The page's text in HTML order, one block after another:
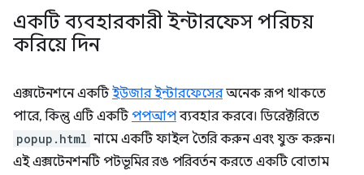
একটি ব্যবহারকারী ইন্টারফেস পরিচয়
করিয়ে দিন
এক্সটেনশনে একটিইউজার ইন্টারফেসেরঅনেক রূপ থাকতে
পারে, কিন্তু এটি একটিপপআপব্যবহার করবে। ডিরেক্টরিতে
popup.html নামে একটি ফাইল তৈরি করুন এবং যুক্ত করুন।
এই এক্সটেনশনটি পটভূমির রঙ পরিবর্তন করতে একটি বোতাম